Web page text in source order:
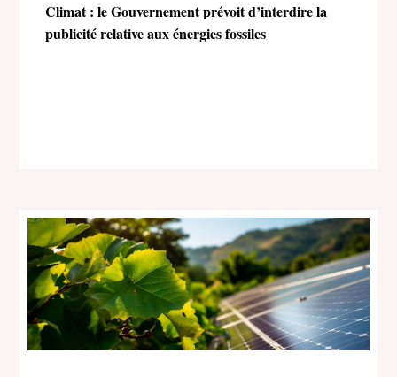
Climat : le Gouvernement prévoit d’interdire la
publicité relative aux énergies fossiles